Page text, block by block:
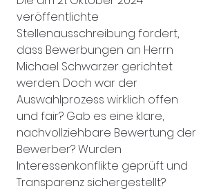
veröffentlichte
Stellenausschreibung fordert,
dass Bewerbungen an Herrn
Michael Schwarzer gerichtet
werden. Doch war der
Auswahlprozess wirklich offen
und fair? Gab es eine klare,
nachvollziehbare Bewertung der
Bewerber? Wurden
Interessenkonflikte geprüft und
Transparenz sichergestellt?